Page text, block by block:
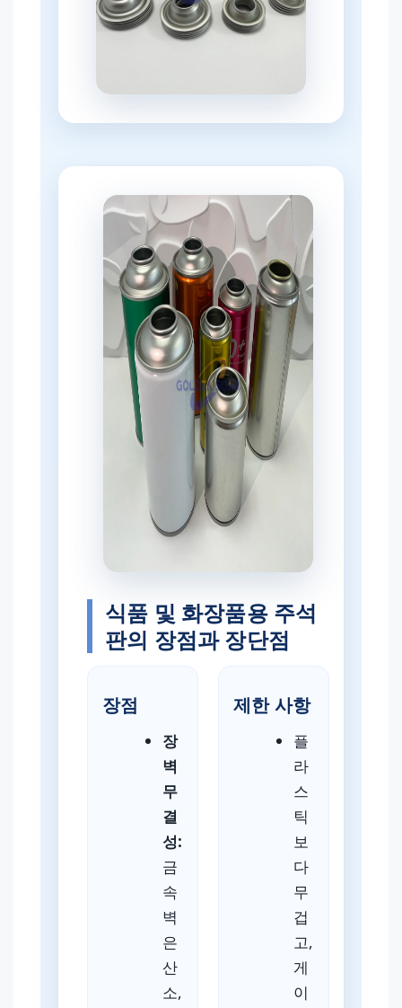
식품 및 화장품용 주석
판의 장점과 장단점
장점
장
벽
무
결
성:
금
속
벽
은
산
소,
제한 사항
플
라
스
틱
보
다
무
겁
고,
게
이